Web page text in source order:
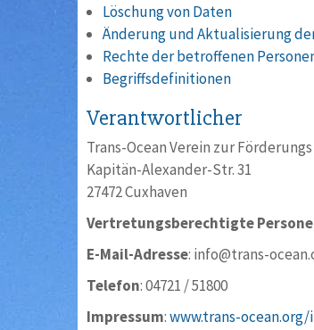
Löschung von Daten
Änderung und Aktualisierung
Rechte der betroffenen
Begriffsdefinitionen
Verantwortlicher
Trans-Ocean Verein zur
Kapitän-Alexander-Str. 31
27472 Cuxhaven
Vertretungsberechtigte
E-Mail-Adresse: info@trans-
Telefon: 04721 / 51800
Impressum:www.trans-